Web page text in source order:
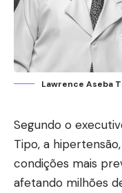
Lawrence Aseba
Segundo o
Tipo, a
condições mais
afetando milhões